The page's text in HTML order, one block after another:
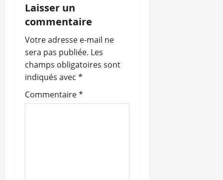
Laisser un
commentaire
Votre adresse e-mail ne
sera pas publiée. Les
champs obligatoires sont
indiqués avec *
Commentaire*